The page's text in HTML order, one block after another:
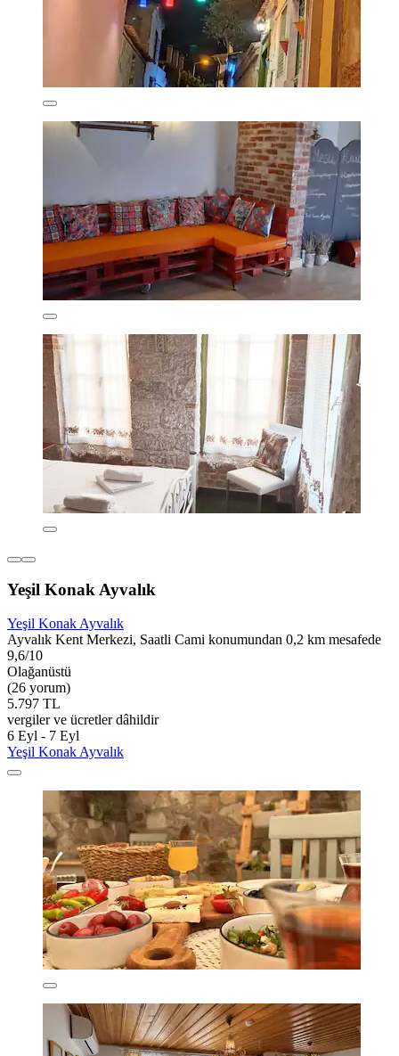
Yeşil Konak Ayvalık
Yeşil Konak Ayvalık
Ayvalık Kent Merkezi, Saatli Cami konumundan 0,2 km mesafede
9,6/10
Olağanüstü
(26 yorum)
5.797 TL
vergiler ve ücretler dâhildir
6 Eyl - 7 Eyl
Yeşil Konak Ayvalık